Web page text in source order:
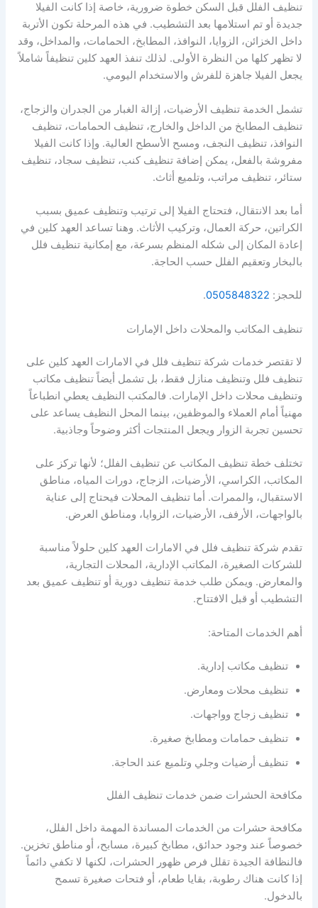
تنظيف الفلل قبل السكن خطوة ضرورية، خاصة إذا كانت الفيلا
جديدة أو تم استلامها بعد التشطيب. في هذه المرحلة تكون الأتربة
داخل الخزائن، الزوايا، النوافذ، المطابخ، الحمامات، والمداخل، وقد
لا تظهر كلها من النظرة الأولى. لذلك تنفذ العهد كلين تنظيفاً شاملاً
يجعل الفيلا جاهزة للفرش والاستخدام اليومي.
تشمل الخدمة تنظيف الأرضيات، إزالة الغبار من الجدران والزجاج،
تنظيف المطابخ من الداخل والخارج، تنظيف الحمامات، تنظيف
النوافذ، تنظيف النجف، ومسح الأسطح العالية. وإذا كانت الفيلا
مفروشة بالفعل، يمكن إضافة تنظيف كنب، تنظيف سجاد، تنظيف
ستائر، تنظيف مراتب، وتلميع أثاث.
أما بعد الانتقال، فتحتاج الفيلا إلى ترتيب وتنظيف عميق بسبب
الكراتين، حركة العمال، وتركيب الأثاث. وهنا تساعد العهد كلين في
إعادة المكان إلى شكله المنظم بسرعة، مع إمكانية تنظيف فلل
بالبخار وتعقيم الفلل حسب الحاجة.
للحجز: 0505848322
.
تنظيف المكاتب والمحلات داخل الإمارات
لا تقتصر خدمات شركة تنظيف فلل في الامارات العهد كلين على
تنظيف فلل وتنظيف منازل فقط، بل تشمل أيضاً تنظيف مكاتب
وتنظيف محلات داخل الإمارات. فالمكتب النظيف يعطي انطباعاً
مهنياً أمام العملاء والموظفين، بينما المحل النظيف يساعد على
تحسين تجربة الزوار ويجعل المنتجات أكثر وضوحاً وجاذبية.
تختلف خطة تنظيف المكاتب عن تنظيف الفلل؛ لأنها تركز على
المكاتب، الكراسي، الأرضيات، الزجاج، دورات المياه، مناطق
الاستقبال، والممرات. أما تنظيف المحلات فيحتاج إلى عناية
بالواجهات، الأرفف، الأرضيات، الزوايا، ومناطق العرض.
تقدم شركة تنظيف فلل في الامارات العهد كلين حلولاً مناسبة
للشركات الصغيرة، المكاتب الإدارية، المحلات التجارية،
والمعارض. ويمكن طلب خدمة تنظيف دورية أو تنظيف عميق بعد
التشطيب أو قبل الافتتاح.
أهم الخدمات المتاحة:
تنظيف مكاتب إدارية.
تنظيف محلات ومعارض.
تنظيف زجاج وواجهات.
تنظيف حمامات ومطابخ صغيرة.
تنظيف أرضيات وجلي وتلميع عند الحاجة.
مكافحة الحشرات ضمن خدمات تنظيف الفلل
مكافحة حشرات من الخدمات المساندة المهمة داخل الفلل،
خصوصاً عند وجود حدائق، مطابخ كبيرة، مسابح، أو مناطق تخزين.
فالنظافة الجيدة تقلل فرص ظهور الحشرات، لكنها لا تكفي دائماً
إذا كانت هناك رطوبة، بقايا طعام، أو فتحات صغيرة تسمح
بالدخول.